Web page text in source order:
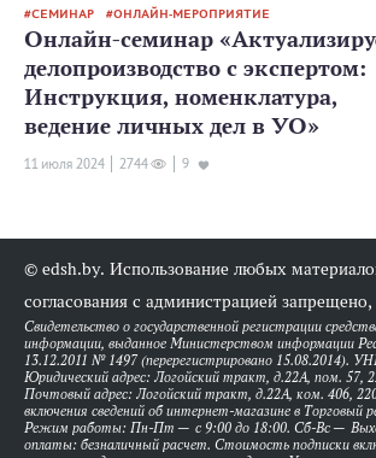
СЕМИНАР ОНЛАЙН-МЕРОПРИЯТИЕ
Онлайн-семинар
делопроизводство с экспертом:
Инструкция, номенклатура,
ведение личных дел в УО»
11 июля 2024 2744 9
© edsh.by. Использование любых
согласования с администрацией
Свидетельство о государственной регистрации
информации, выданное Министерством информации
13.12.2011 № 1497 (перерегистрировано 15.08.2014).
Юридический адрес: Логойский тракт, д.22А, пом. 57,
Почтовый адрес: Логойский тракт, д.22А, ком. 406,
включения сведений об интернет-магазине в Торговый
Режим работы: Пн-Пт — с 9:00 до 18:00. Сб-Вс —
оплаты: безналичный расчет. Стоимость подписки